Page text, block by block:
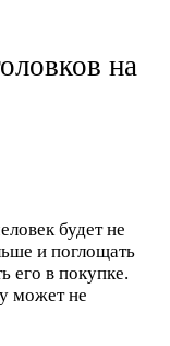
на
будет не
и поглощать
его в покупке.
может не